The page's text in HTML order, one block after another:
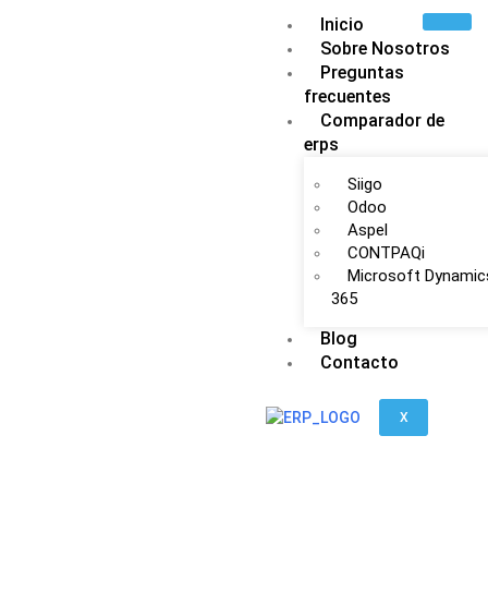
Inicio
Sobre Nosotros
Preguntas
frecuentes
Comparador de
erps
Siigo
Odoo
Aspel
CONTPAQi
Microsoft
365
Blog
Contacto
X